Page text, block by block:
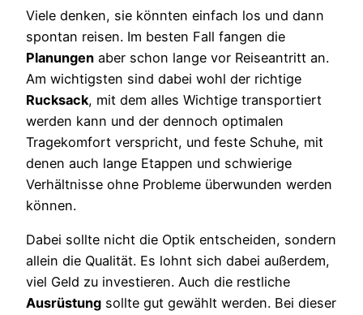
Viele denken, sie könnten einfach los und dann
spontan reisen. Im besten Fall fangen die
Planungen aber schon lange vor Reiseantritt an.
Am wichtigsten sind dabei wohl der richtige
Rucksack, mit dem alles Wichtige transportiert
werden kann und der dennoch optimalen
Tragekomfort verspricht, und feste Schuhe, mit
denen auch lange Etappen und schwierige
Verhältnisse ohne Probleme überwunden werden
können.
Dabei sollte nicht die Optik entscheiden, sondern
allein die Qualität. Es lohnt sich dabei außerdem,
viel Geld zu investieren. Auch die restliche
Ausrüstung sollte gut gewählt werden. Bei dieser